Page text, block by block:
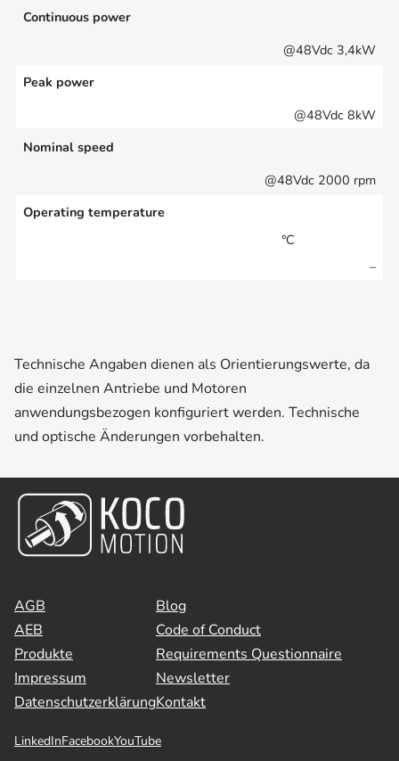
Continuous power
@48Vdc 3,4kW
Peak power
@48Vdc 8kW
Nominal speed
@48Vdc 2000 rpm
Operating temperature
°C
–
Technische Angaben dienen als Orientierungswerte, da
die einzelnen Antriebe und Motoren
anwendungsbezogen konfiguriert werden. Technische
und optische Änderungen vorbehalten.
AGB
AEB
Produkte
Impressum
Datenschutzerklärung
Blog
Code of Conduct
Requirements Questionnaire
Newsletter
Kontakt
LinkedInFacebookYouTube